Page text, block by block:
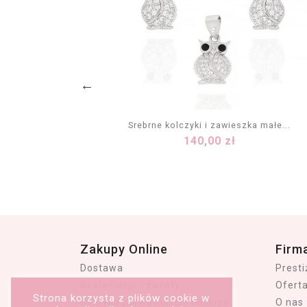
Srebrne kolczyki i zawieszka małe...
Cena
140,00 zł
DODAJ DO KOSZYKA
Zakupy Online
Dostawa
Polityka prywatności i cookies
O nas
Strona korzysta z plików cookie w